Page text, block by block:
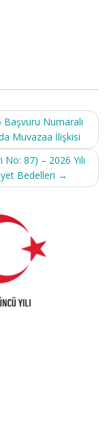
Numaralı
Muvazaa İlişkisi
87) – 2026 Yılı
Bedelleri →